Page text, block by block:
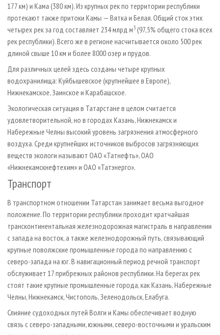
177 км) и Кама (380 км). Из крупных рек по территории республики
протекают также притоки Камы — Вятка и Белая. Общий сток этих
четырех рек за год составляет 234 млрд м3 (97,5% общего стока всех
рек республики). Всего же в регионе насчитывается около 500 рек
длиной свыше 10 км и более 8000 озер и прудов.
Для различных целей здесь созданы четыре крупных
водохранилища: Куйбышевское (крупнейшее в Европе),
Нижнекамское, Заинское и Карабашское.
Экологическая ситуация в Татарстане в целом считается
удовлетворительной, но в городах Казань, Нижнекамск и
Набережные Челны высокий уровень загрязнения атмосферного
воздуха. Среди крупнейших источников выбросов загрязняющих
веществ экологи называют ОАО «Татнефть», ОАО
«Нижнекамскнефтехим» и ОАО «Татэнерго».
Транспорт
В транспортном отношении Татарстан занимает весьма выгодное
положение. По территории республики проходит кратчайшая
трансконтинентальная железнодорожная магистраль в направлении
с запада на восток, а также железнодорожный путь, связывающий
крупные поволжские промышленные города по направлению с
северо-запада на юг. В навигационный период речной транспорт
обслуживает 17 прибрежных районов республики. На берегах рек
стоят такие крупные промышленные города, как Казань, Набережные
Челны, Нижнекамск, Чистополь, Зеленодольск, Елабуга.
Слияние судоходных путей Волги и Камы обеспечивает водную
связь с северо-западными, южными, северо-восточными и уральским